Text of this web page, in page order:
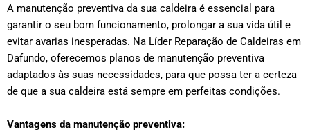
A manutenção preventiva da sua caldeira é essencial para
garantir o seu bom funcionamento, prolongar a sua vida útil e
evitar avarias inesperadas. Na Líder Reparação de Caldeiras em
Dafundo, oferecemos planos de manutenção preventiva
adaptados às suas necessidades, para que possa ter a certeza
de que a sua caldeira está sempre em perfeitas condições.
Vantagens da manutenção preventiva: